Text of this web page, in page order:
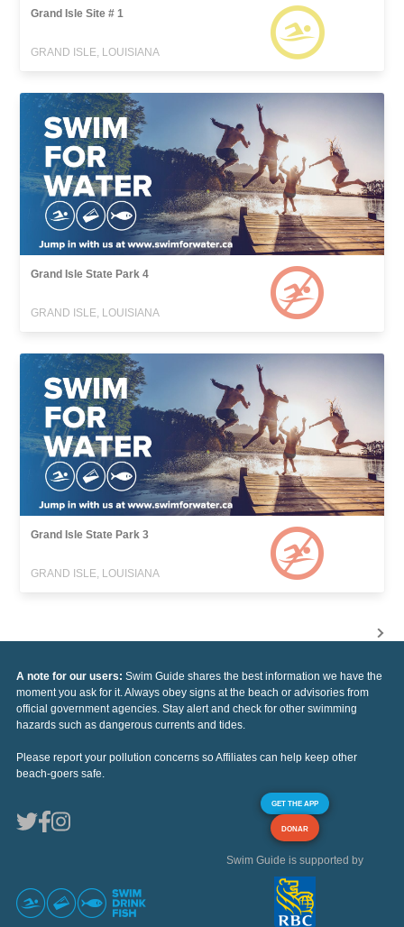
Grand Isle Site # 1
GRAND ISLE, LOUISIANA
Grand Isle State Park 4
GRAND ISLE, LOUISIANA
Grand Isle State Park 3
GRAND ISLE, LOUISIANA
A note for our users: Swim Guide shares the best information we have the
moment you ask for it. Always obey signs at the beach or advisories from
official government agencies. Stay alert and check for other swimming
hazards such as dangerous currents and tides.
Please report your pollution concerns so Affiliates can help keep other
beach-goers safe.
GET THE APP
DONAR
Swim Guide is supported by